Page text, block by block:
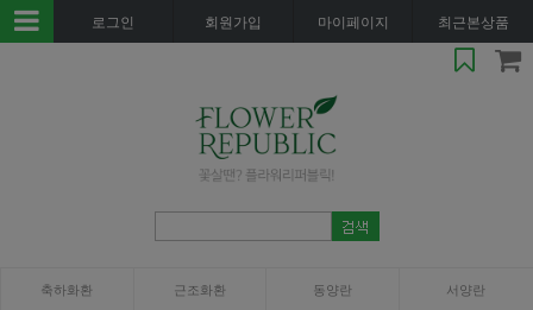
로그인 회원가입 마이페이지 최근본상품
축하화환 근조화환 동양란 서양란